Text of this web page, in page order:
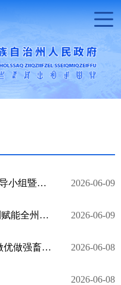
红河州委退役军人事务工作领导小组暨州双拥工作会议召开 2026-06-09
守牢质量安全底线 以专业检测赋能全州高质量发展 2026-06-09
严把品质关口 全链提质增效 做优做强畜牧渔业 2026-06-08
2026-06-08